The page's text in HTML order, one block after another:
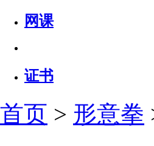
网课
证书
首页 > 形意拳